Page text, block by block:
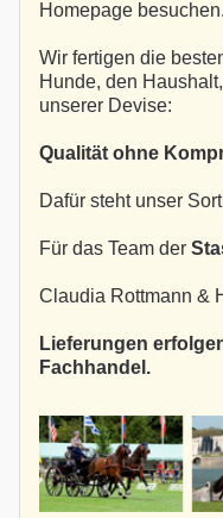
Homepage besuchen.
Wir fertigen die
Hunde, den
unserer Devise:
Qualität ohne
Dafür steht unser
Für das Team der
Claudia Rottmann &
Lieferungen
Fachhandel.